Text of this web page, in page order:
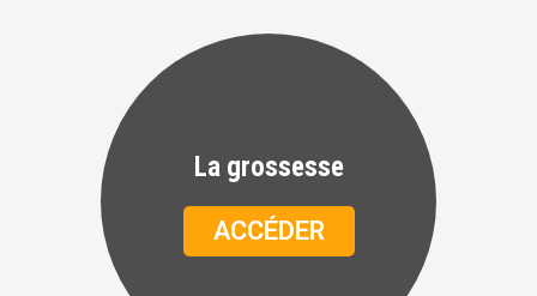
La grossesse
ACCÉDER